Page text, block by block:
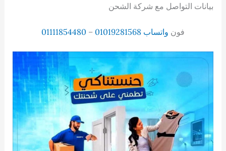
بيانات التواصل مع شركة الشحن
فون واتساب 01019281568
–
01111854480